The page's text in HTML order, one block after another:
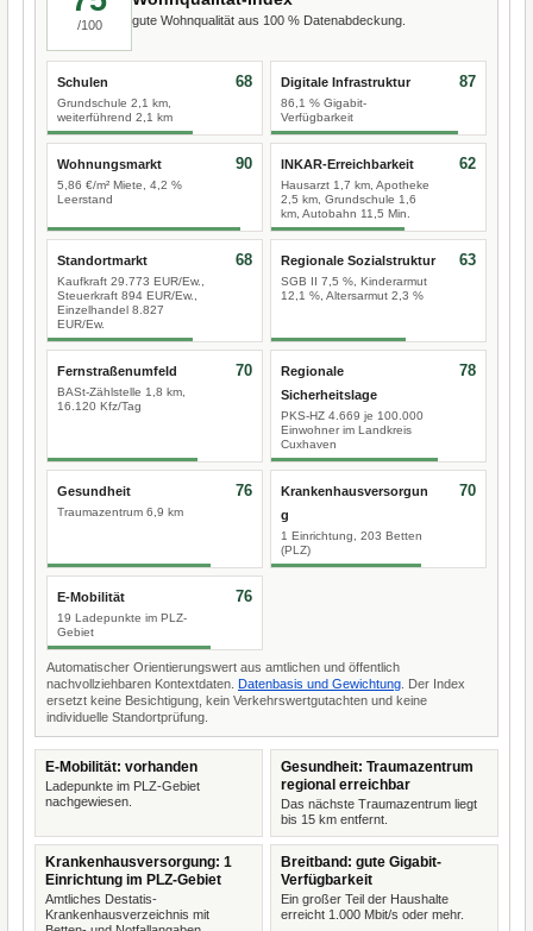
/100 gute Wohnqualität aus 100 % Datenabdeckung.
Schulen
Grundschule 2,1 km,
weiterführend 2,1 km
68 Digitale Infrastruktur
86,1 % Gigabit-
Verfügbarkeit
87
Wohnungsmarkt
5,86 €/m² Miete, 4,2 %
Leerstand
90 INKAR-Erreichbarkeit
Hausarzt 1,7 km, Apotheke
2,5 km, Grundschule 1,6
km, Autobahn 11,5 Min.
62
Standortmarkt
Kaufkraft 29.773 EUR/Ew.,
Steuerkraft 894 EUR/Ew.,
Einzelhandel 8.827
EUR/Ew.
68 Regionale Sozialstruktur
SGB II 7,5 %, Kinderarmut
12,1 %, Altersarmut 2,3 %
63
Fernstraßenumfeld
BASt-Zählstelle 1,8 km,
16.120 Kfz/Tag
70
Regionale
Sicherheitslage
PKS-HZ 4.669 je 100.000
Einwohner im Landkreis
Cuxhaven
78
Gesundheit
Traumazentrum 6,9 km
76
Krankenhausversorgun
g
1 Einrichtung, 203 Betten
(PLZ)
70
E-Mobilität
19 Ladepunkte im PLZ-
Gebiet
76
Automatischer Orientierungswert aus amtlichen und öffentlich
nachvollziehbaren Kontextdaten. Datenbasis und Gewichtung . Der Index
ersetzt keine Besichtigung, kein Verkehrswertgutachten und keine
individuelle Standortprüfung.
E-Mobilität: vorhanden
Ladepunkte im PLZ-Gebiet
nachgewiesen.
Gesundheit: Traumazentrum
regional erreichbar
Das nächste Traumazentrum liegt
bis 15 km entfernt.
Krankenhausversorgung: 1
Einrichtung im PLZ-Gebiet
Amtliches Destatis-
Krankenhausverzeichnis mit
Breitband: gute Gigabit-
Verfügbarkeit
Ein großer Teil der Haushalte
erreicht 1.000 Mbit/s oder mehr.